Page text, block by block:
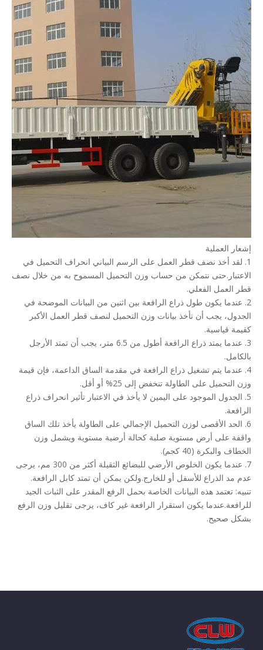
إشعار العملية
1. لقد أخذ نصف قطر العمل على الرسم البياني انحراف التحميل في
الاعتبار.حتى نتمكن من حساب وزن التحميل المسموح به من خلال نصف
قطر العمل الفعلي.
2. عندما يكون طول ذراع الرافعة بين اثنين من البيانات الموضحة في
الجدول، يجب أن تأخذ بيانات وزن التحميل لنصف قطر العمل الأكبر
كقيمة قياسية.
3. عندما يمتد ذراع الرافعة أطول من 6.5 متر، يجب أن تمتد الأرجل
بالكامل.
4. عندما يتم تشغيل ذراع الرافعة في مقدمة الساق الداعمة، فإن قيمة
وزن التحميل على الطاولة تنخفض إلى 25% أو أقل.
5. الجدول الموجود على اليمين لا يأخذ في الاعتبار تأثير انحراف ذراع
الرافعة.
6. الحد الأقصى لوزن التحميل الإجمالي على الطاولة يأخذ تلك الساق
واقفة على أرض مستوية صلبة كحالة أرضية مستوية ويشمل وزن
الخطاف والبكرة (40 كجم).
7. عندما يكون الخلوص الأرضي للبضائع الثقيلة أكثر من 300 مم، يرجى
عدم مد الذراع للأسفل أو للخارج.ولكن يمكن أن تمتد كابل الرافعة.
تنبيه: تعتمد هذه البيانات الخاصة بحمل الرفع المقدر على الثبات الجيد
للرافعة.عندما يكون استقرار الرافعة غير كاف، يرجى تقليل وزن الرفع
بشكل صحيح.